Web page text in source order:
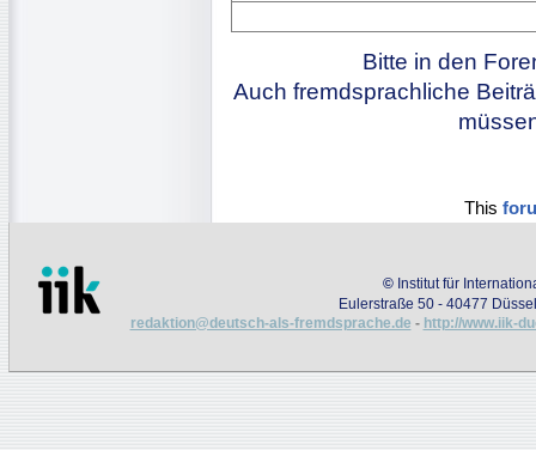
Bitte in den
Auch fremdsprachliche
This
© Institut für
Eulerstraße 50 - 40477
redaktion@deutsch-als-fremdsprache.de - http://www.iik-